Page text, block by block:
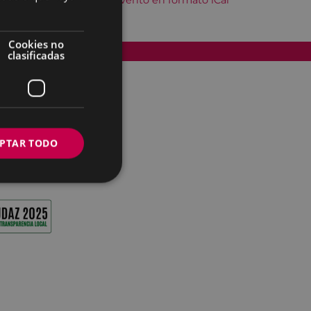
Accesibilidad
Cookies no
clasificadas
TODO